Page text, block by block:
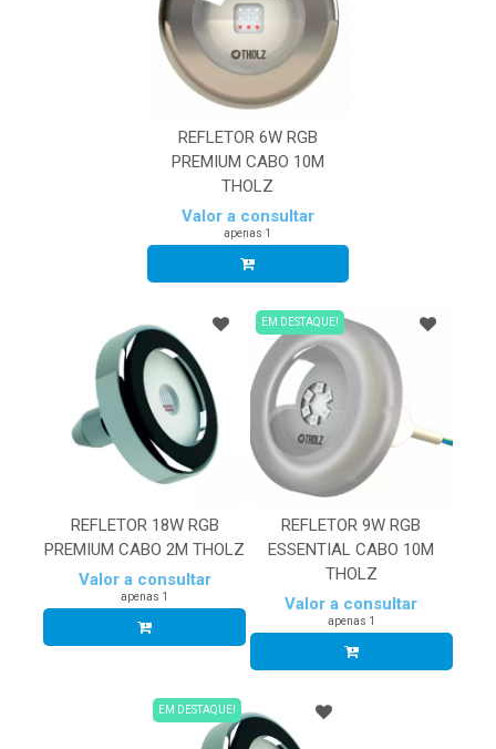
REFLETOR 6W RGB
PREMIUM CABO 10M
THOLZ
Valor a consultar
apenas 1
REFLETOR 18W RGB
PREMIUM CABO 2M THOLZ
Valor a consultar
apenas 1
EM DESTAQUE!
REFLETOR 9W RGB
ESSENTIAL CABO 10M
THOLZ
Valor a consultar
apenas 1
EM DESTAQUE!